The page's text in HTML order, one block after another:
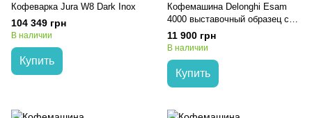
Кофеварка Jura W8 Dark Inox
104 349 грн
В наличии
Купить
Кофемашина Delonghi Esam
4000 выставочный образец с
гарантией 1 год
11 900 грн
В наличии
Купить